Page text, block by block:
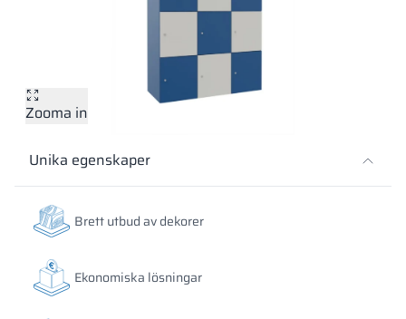
Zooma in
Unika egenskaper
Brett utbud av dekorer
Ekonomiska lösningar